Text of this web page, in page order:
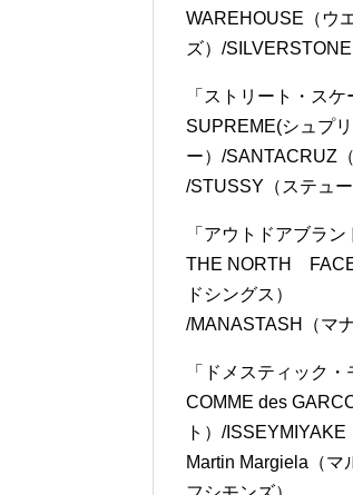
ン）/CUSHMAN（
ーム）/THE FEW（
ズ）/
「ストリート・スケ
SUPREME(シュプ
/STUSSY（ステュ
「アウトドアブラン
THE NORTH FACE
/MANASTASH（マ
「ドメスティック・
COMME des
ト）/ISSEYMIYAKE